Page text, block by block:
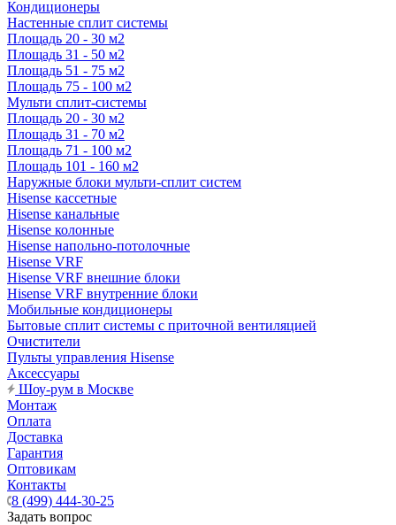
Кондиционеры
Настенные сплит системы
Площадь 20 - 30 м2
Площадь 31 - 50 м2
Площадь 51 - 75 м2
Площадь 75 - 100 м2
Мульти сплит-системы
Площадь 20 - 30 м2
Площадь 31 - 70 м2
Площадь 71 - 100 м2
Площадь 101 - 160 м2
Наружные блоки мульти-сплит систем
Hisense кассетные
Hisense канальные
Hisense колонные
Hisense напольно-потолочные
Hisense VRF
Hisense VRF внешние блоки
Hisense VRF внутренние блоки
Мобильные кондиционеры
Бытовые сплит системы с приточной вентиляцией
Очистители
Пульты управления Hisense
Аксессуары
Шоу-рум в Москве
Монтаж
Оплата
Доставка
Гарантия
Оптовикам
Контакты
8 (499) 444-30-25
Задать вопрос